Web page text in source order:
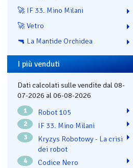
🚀 IF 33. Mino Milani
🚀 Vetro
🔫 La Mantide Orchidea
I più venduti
Dati calcolati sulle vendite dal 08-
07-2026 al 06-08-2026
1 Robot 105
2 IF 33. Mino Milani
3
Kryzys Robotowy - La crisi
dei robot
4 Codice Nero